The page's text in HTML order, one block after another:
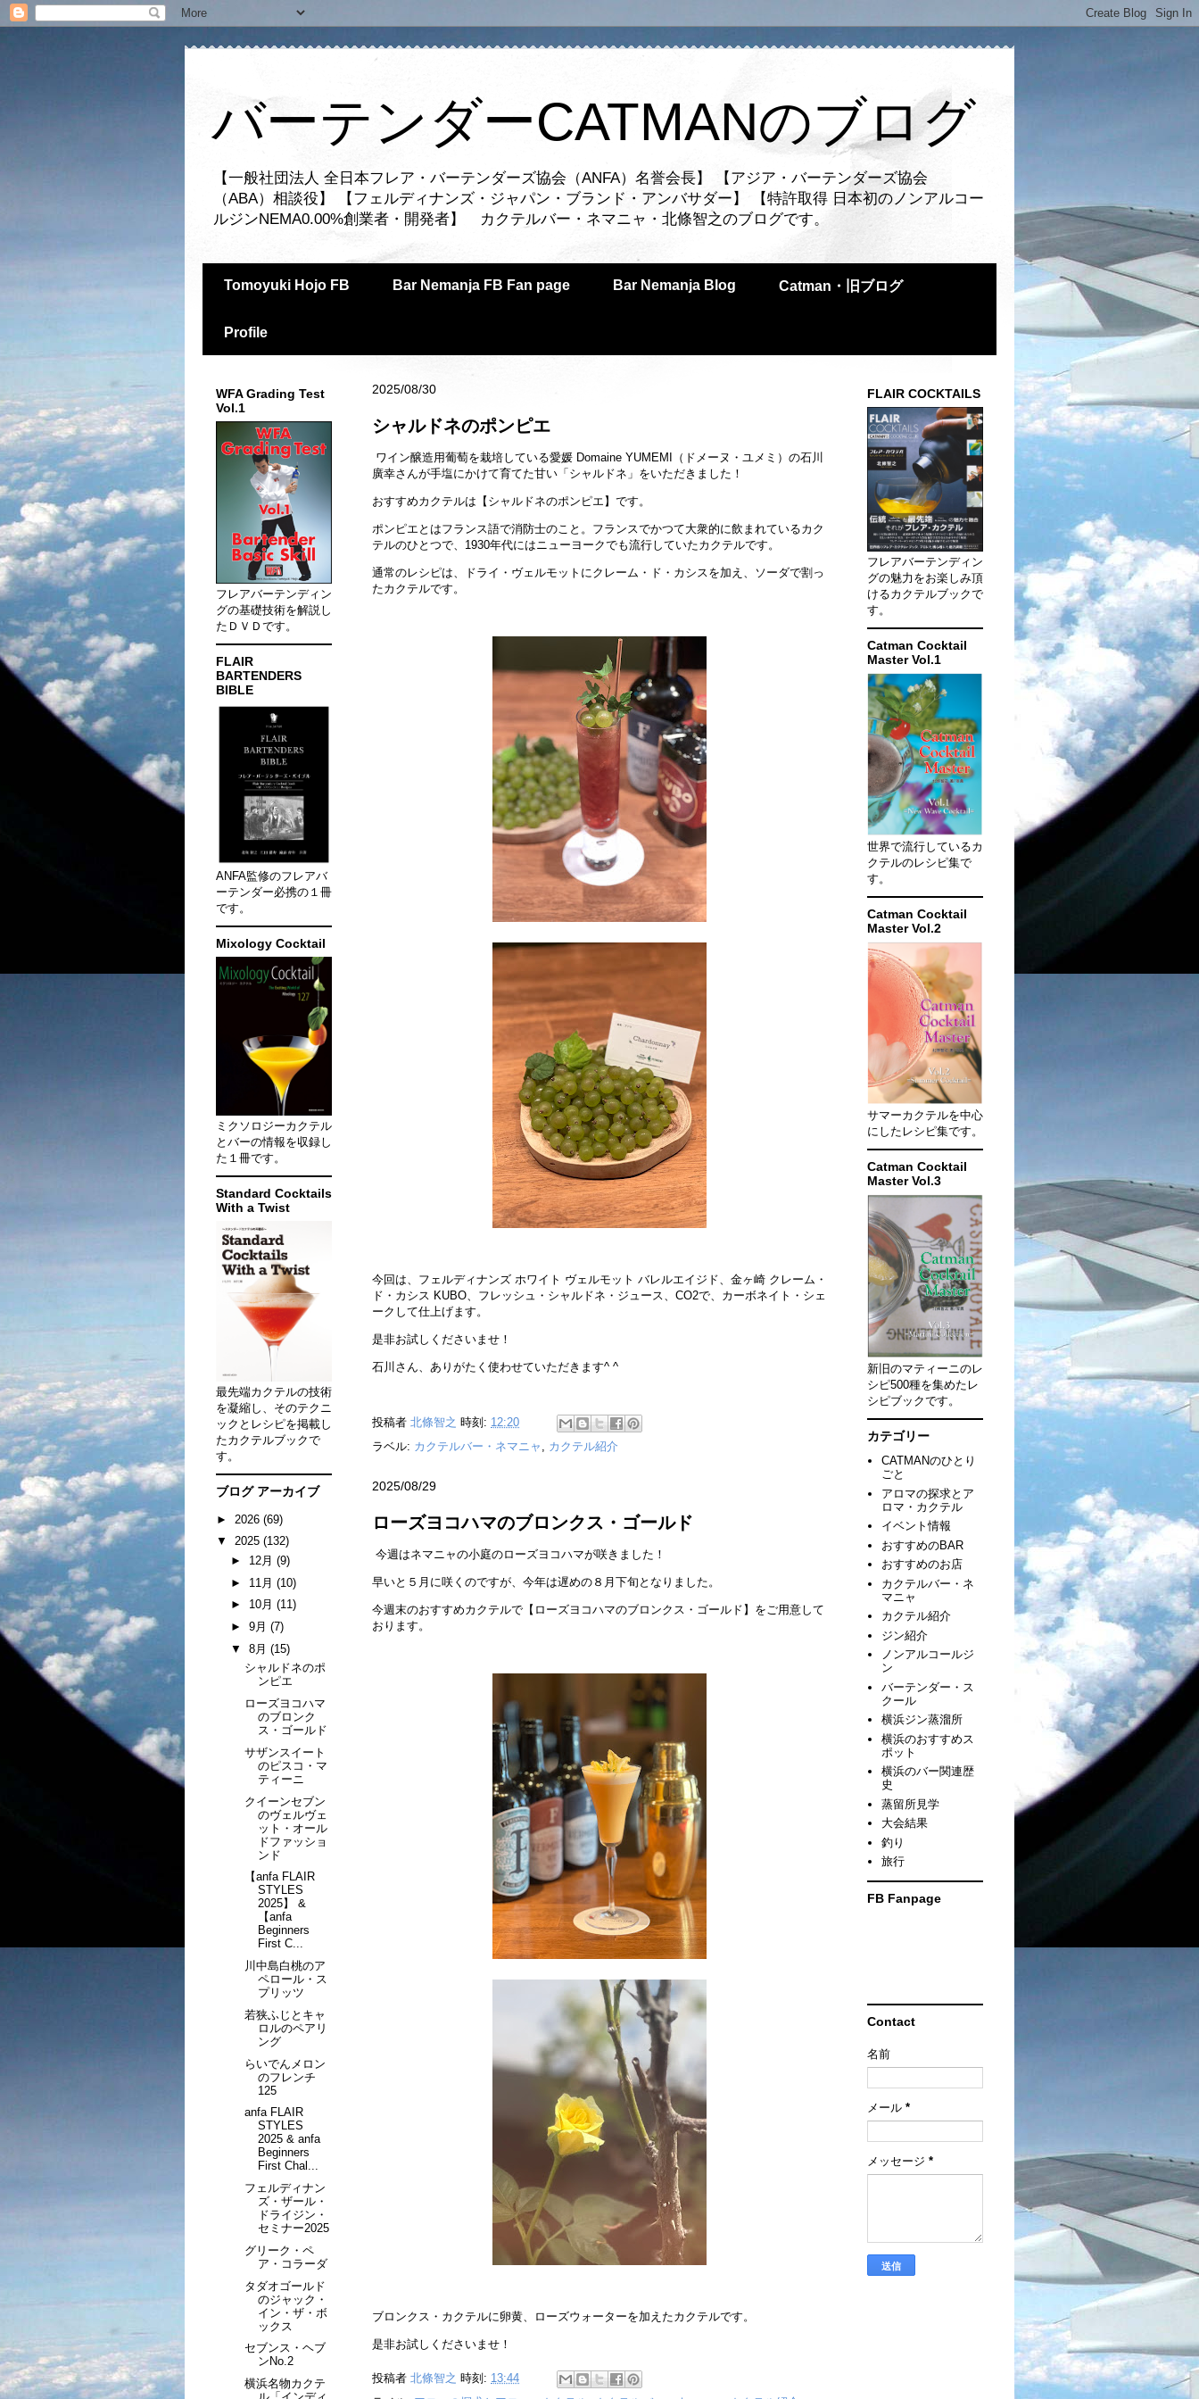
バーテンダーCATMANのブログ
【一般社団法人 全日本フレア・バーテンダーズ協会（ANFA）名誉会長】 【アジア・バーテンダーズ協会
（ABA）相談役】 【フェルディナンズ・ジャパン・ブランド・アンバサダー】 【特許取得 日本初のノンアルコー
ルジンNEMA0.00%創業者・開発者】 カクテルバー・ネマニャ・北條智之のブログです。
Tomoyuki Hojo FB Bar Nemanja FB Fan page Bar Nemanja Blog Catman・旧ブログ
Profile
2025/08/30
シャルドネのポンピエ
ワイン醸造用葡萄を栽培している愛媛 Domaine YUMEMI（ドメーヌ・ユメミ）の石川
廣幸さんが手塩にかけて育てた甘い「シャルドネ」をいただきました！
おすすめカクテルは【シャルドネのポンピエ】です。
ポンピエとはフランス語で消防士のこと。フランスでかつて大衆的に飲まれているカク
テルのひとつで、1930年代にはニューヨークでも流行していたカクテルです。
通常のレシピは、ドライ・ヴェルモットにクレーム・ド・カシスを加え、ソーダで割っ
たカクテルです。
今回は、フェルディナンズ ホワイト ヴェルモット バレルエイジド、金ヶ崎 クレーム・
ド・カシス KUBO、フレッシュ・シャルドネ・ジュース、CO2で、カーボネイト・シェ
ークして仕上げます。
是非お試しくださいませ！
石川さん、ありがたく使わせていただきます^ ^
投稿者 北條智之 時刻: 12:20
ラベル: カクテルバー・ネマニャ , カクテル紹介
2025/08/29
ローズヨコハマのブロンクス・ゴールド
今週はネマニャの小庭のローズヨコハマが咲きました！
早いと５月に咲くのですが、今年は遅めの８月下旬となりました。
今週末のおすすめカクテルで【ローズヨコハマのブロンクス・ゴールド】をご用意して
おります。
ブロンクス・カクテルに卵黄、ローズウォーターを加えたカクテルです。
是非お試しくださいませ！
投稿者 北條智之 時刻: 13:44
WFA Grading Test
Vol.1
フレアバーテンディン
グの基礎技術を解説し
たＤＶＤです。
FLAIR
BARTENDERS
BIBLE
ANFA監修のフレアバ
ーテンダー必携の１冊
です。
Mixology Cocktail
ミクソロジーカクテル
とバーの情報を収録し
た１冊です。
Standard Cocktails
With a Twist
最先端カクテルの技術
を凝縮し、そのテクニ
ックとレシピを掲載し
たカクテルブックで
す。
ブログ アーカイブ
► 2026 (69)
▼ 2025 (132)
► 12月 (9)
► 11月 (10)
► 10月 (11)
► 9月 (7)
▼ 8月 (15)
シャルドネのポ
ンピエ
ローズヨコハマ
のブロンク
ス・ゴールド
サザンスイート
のピスコ・マ
ティーニ
クイーンセブン
のヴェルヴェ
ット・オール
ドファッショ
ンド
【anfa FLAIR
STYLES
2025】 &
【anfa
Beginners
First C...
川中島白桃のア
ペロール・ス
プリッツ
若狭ふじとキャ
ロルのペアリ
ング
らいでんメロン
のフレンチ
125
anfa FLAIR
STYLES
2025 & anfa
Beginners
First Chal...
フェルディナン
ズ・ザール・
ドライジン・
セミナー2025
グリーク・ペ
ア・コラーダ
タダオゴールド
のジャック・
イン・ザ・ボ
ックス
セブンス・ヘブ
ンNo.2
横浜名物カクテ
FLAIR COCKTAILS
フレアバーテンディン
グの魅力をお楽しみ頂
けるカクテルブックで
す。
Catman Cocktail
Master Vol.1
世界で流行しているカ
クテルのレシピ集で
す。
Catman Cocktail
Master Vol.2
サマーカクテルを中心
にしたレシピ集です。
Catman Cocktail
Master Vol.3
新旧のマティーニのレ
シピ500種を集めたレ
シピブックです。
カテゴリー
CATMANのひとり
ごと
アロマの探求とア
ロマ・カクテル
イベント情報
おすすめのBAR
おすすめのお店
カクテルバー・ネ
マニャ
カクテル紹介
ジン紹介
ノンアルコールジ
ン
バーテンダー・ス
クール
横浜ジン蒸溜所
横浜のおすすめス
ポット
横浜のバー関連歴
史
蒸留所見学
大会結果
釣り
旅行
FB Fanpage
Contact
名前
メール *
メッセージ *